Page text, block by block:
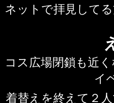
ネットで拝見して
コス広場閉鎖も近
イ
着替えを終えて２